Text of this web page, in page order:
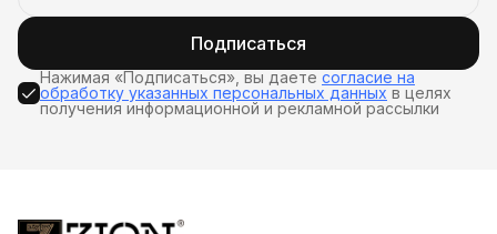
Подписаться
Нажимая «Подписаться», вы даете согласие на
обработку указанных персональных данных в целях
получения информационной и рекламной рассылки